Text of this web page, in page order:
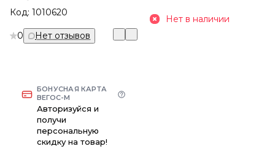
Код: 1010620
0 Нет отзывов
БОНУСНАЯ КАРТА
ВЕГОС-М
Авторизуйся и
получи
персональную
скидку на товар!
Нет в наличии